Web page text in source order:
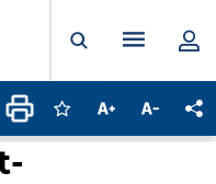
Ouvrir laMenu
Connectez-vous
Augmenter la